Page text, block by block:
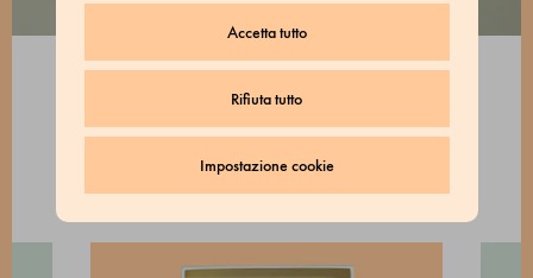
Accetta tutto
Rifiuta tutto
Impostazione cookie